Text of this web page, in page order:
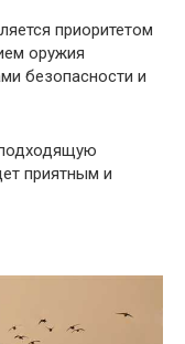
приоритетом
оружия
безопасности и
приятным и